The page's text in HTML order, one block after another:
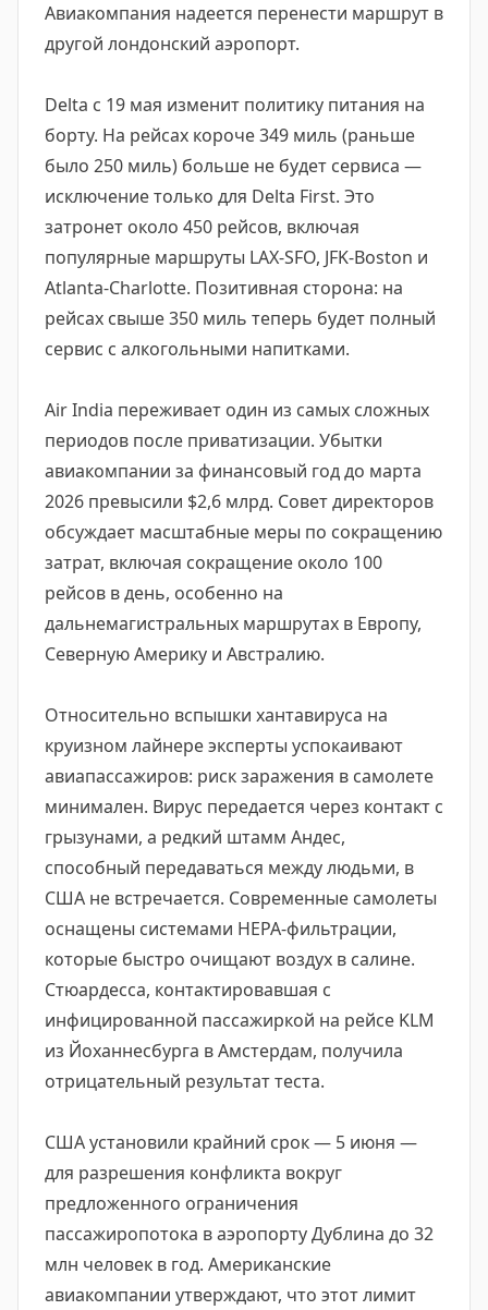
Авиакомпания надеется перенести маршрут в
другой лондонский аэропорт.
Delta с 19 мая изменит политику питания на
борту. На рейсах короче 349 миль (раньше
было 250 миль) больше не будет сервиса —
исключение только для Delta First. Это
затронет около 450 рейсов, включая
популярные маршруты LAX-SFO, JFK-Boston и
Atlanta-Charlotte. Позитивная сторона: на
рейсах свыше 350 миль теперь будет полный
сервис с алкогольными напитками.
Air India переживает один из самых сложных
периодов после приватизации. Убытки
авиакомпании за финансовый год до марта
2026 превысили $2,6 млрд. Совет директоров
обсуждает масштабные меры по сокращению
затрат, включая сокращение около 100
рейсов в день, особенно на
дальнемагистральных маршрутах в Европу,
Северную Америку и Австралию.
Относительно вспышки хантавируса на
круизном лайнере эксперты успокаивают
авиапассажиров: риск заражения в самолете
минимален. Вирус передается через контакт с
грызунами, а редкий штамм Андес,
способный передаваться между людьми, в
США не встречается. Современные самолеты
оснащены системами HEPA-фильтрации,
которые быстро очищают воздух в салине.
Стюардесса, контактировавшая с
инфицированной пассажиркой на рейсе KLM
из Йоханнесбурга в Амстердам, получила
отрицательный результат теста.
США установили крайний срок — 5 июня —
для разрешения конфликта вокруг
предложенного ограничения
пассажиропотока в аэропорту Дублина до 32
млн человек в год. Американские
авиакомпании утверждают, что этот лимит